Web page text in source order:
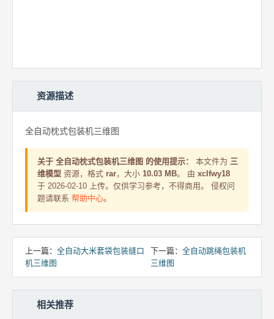
资源描述
全自动枕式包装机三维图
关于 全自动枕式包装机三维图 的使用提示： 本文件为 三
维模型 资源，格式 rar，大小 10.03 MB。 由 xclfwy18
于 2026-02-10 上传。仅供学习参考，不得商用。 侵权问
题请联系 帮助中心。
上一篇： 全自动大米套袋包装缝口
机三维图
下一篇： 全自动跳绳包装机
三维图
相关推荐